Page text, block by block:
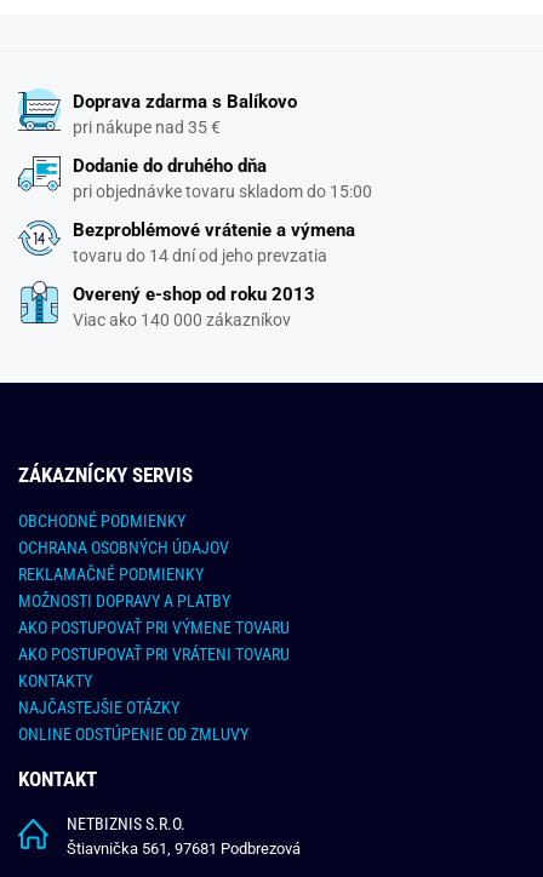
Doprava zdarma s Balíkovo
pri nákupe nad 35 €
Dodanie do druhého dňa
pri objednávke tovaru skladom do 15:00
Bezproblémové vrátenie a výmena
tovaru do 14 dní od jeho prevzatia
Overený e-shop od roku 2013
Viac ako 140 000 zákazníkov
ZÁKAZNÍCKY SERVIS
OBCHODNÉ PODMIENKY
OCHRANA OSOBNÝCH ÚDAJOV
REKLAMAČNÉ PODMIENKY
MOŽNOSTI DOPRAVY A PLATBY
AKO POSTUPOVAŤ PRI VÝMENE TOVARU
AKO POSTUPOVAŤ PRI VRÁTENI TOVARU
KONTAKTY
NAJČASTEJŠIE OTÁZKY
ONLINE ODSTÚPENIE OD ZMLUVY
KONTAKT
NETBIZNIS S.R.O.
Štiavnička 561, 97681 Podbrezová